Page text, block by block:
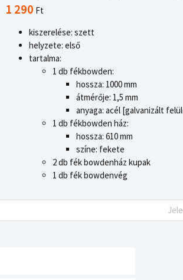
1 290 Ft
kiszerelése: szett
helyzete: első
tartalma:
1 db fékbowden:
hossza: 1000 mm
átmérője: 1,5 mm
anyaga: acél [galvanizált
1 db fékbowden ház:
hossza: 610 mm
színe: fekete
2 db fék bowdenház kupak
1 db fék bowdenvég